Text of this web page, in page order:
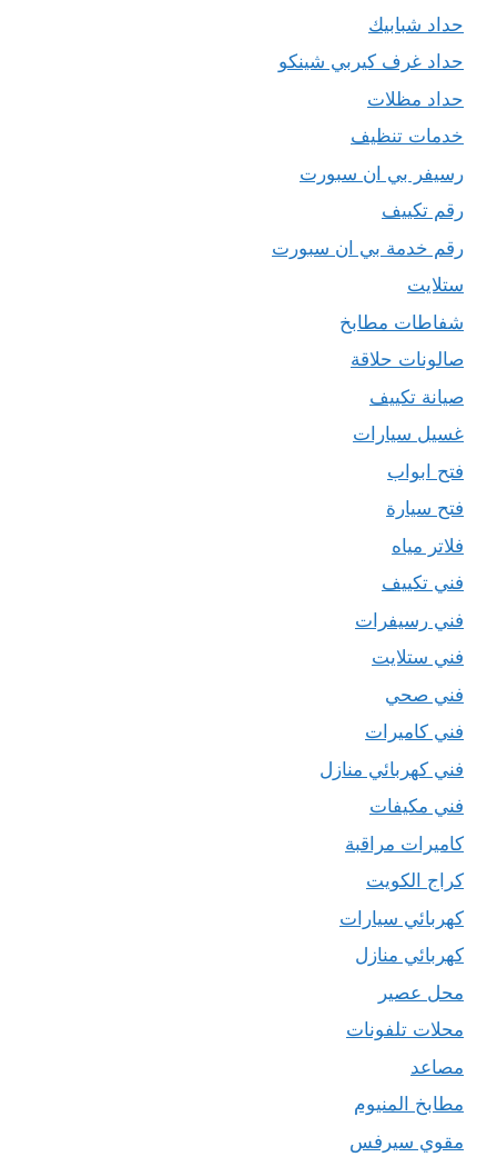
حداد شبابيك
حداد غرف كيربي شينكو
حداد مظلات
خدمات تنظيف
رسيفر بي ان سبورت
رقم تكييف
رقم خدمة بي ان سبورت
ستلايت
شفاطات مطابخ
صالونات حلاقة
صيانة تكييف
غسيل سيارات
فتح ابواب
فتح سيارة
فلاتر مياه
فني تكييف
فني رسيفرات
فني ستلايت
فني صحي
فني كاميرات
فني كهربائي منازل
فني مكيفات
كاميرات مراقبة
كراج الكويت
كهربائي سيارات
كهربائي منازل
محل عصير
محلات تلفونات
مصاعد
مطابخ المنيوم
مقوي سيرفس